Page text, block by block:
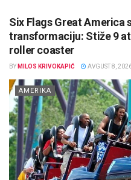
Six Flags Great America
transformaciju: Stiže 9
roller coaster
BY MILOS KRIVOKAPIĆ AVGUST 8,
AMERIKA